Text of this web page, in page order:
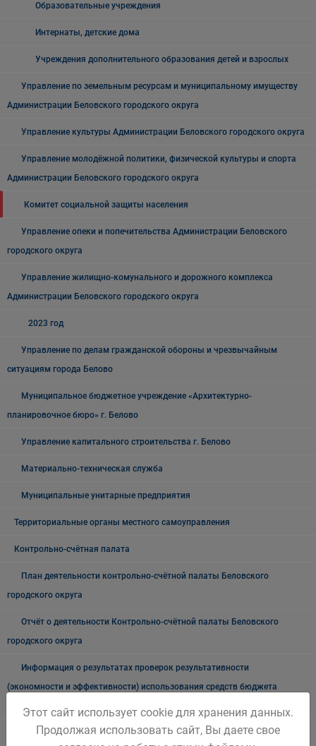
Образовательные учреждения
Интернаты, детские дома
Учреждения дополнительного образования детей и взрослых
Управление по земельным ресурсам и муниципальному имуществу
Администрации Беловского городского округа
Управление культуры Администрации Беловского городского округа
Управление молодёжной политики, физической культуры и спорта
Администрации Беловского городского округа
Комитет социальной защиты населения
Управление опеки и попечительства Администрации Беловского
городского округа
Управление жилищно-комунального и дорожного комплекса
Администрации Беловского городского округа
2023 год
Управление по делам гражданской обороны и чрезвычайным
ситуациям города Белово
Муниципальное бюджетное учреждение «Архитектурно-
планировочное бюро» г. Белово
Управление капитального строительства г. Белово
Материально-техническая служба
Муниципальные унитарные предприятия
Территориальные органы местного самоуправления
Контрольно-счётная палата
План деятельности контрольно-счётной палаты Беловского
городского округа
Отчёт о деятельности Контрольно-счётной палаты Беловского
городского округа
Информация о результатах проверок результативности
(экономности и эффективности) использования средств бюджета
Беловского городского округа
Выборы
Этот сайт использует cookie для хранения данных.
Продолжая использовать сайт, Вы даете свое